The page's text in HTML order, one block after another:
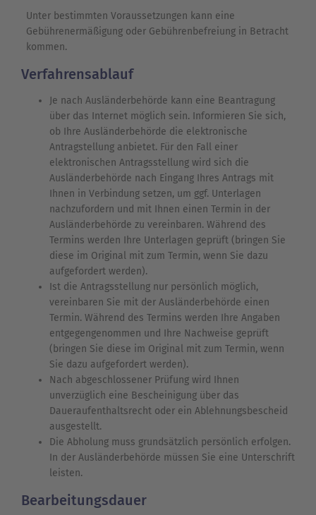
Unter bestimmten Voraussetzungen kann eine
Gebührenermäßigung oder Gebührenbefreiung in Betracht
kommen.
Verfahrensablauf
Je nach Ausländerbehörde kann eine Beantragung
über das Internet möglich sein. Informieren Sie sich,
ob Ihre Ausländerbehörde die elektronische
Antragstellung anbietet. Für den Fall einer
elektronischen Antragsstellung wird sich die
Ausländerbehörde nach Eingang Ihres Antrags mit
Ihnen in Verbindung setzen, um ggf. Unterlagen
nachzufordern und mit Ihnen einen Termin in der
Ausländerbehörde zu vereinbaren. Während des
Termins werden Ihre Unterlagen geprüft (bringen Sie
diese im Original mit zum Termin, wenn Sie dazu
aufgefordert werden).
Ist die Antragsstellung nur persönlich möglich,
vereinbaren Sie mit der Ausländerbehörde einen
Termin. Während des Termins werden Ihre Angaben
entgegengenommen und Ihre Nachweise geprüft
(bringen Sie diese im Original mit zum Termin, wenn
Sie dazu aufgefordert werden).
Nach abgeschlossener Prüfung wird Ihnen
unverzüglich eine Bescheinigung über das
Daueraufenthaltsrecht oder ein Ablehnungsbescheid
ausgestellt.
Die Abholung muss grundsätzlich persönlich erfolgen.
In der Ausländerbehörde müssen Sie eine Unterschrift
leisten.
Bearbeitungsdauer